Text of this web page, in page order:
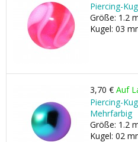
Piercing-
Größe: 1.2
Kugel: 03
3,70 € Auf
Piercing-
Mehrfarbig
Größe: 1.2
Kugel: 02